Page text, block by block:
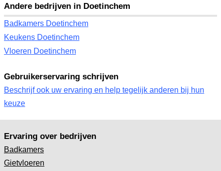
Andere bedrijven in Doetinchem
Badkamers Doetinchem
Keukens Doetinchem
Vloeren Doetinchem
Gebruikerservaring schrijven
Beschrijf ook uw ervaring en help tegelijk anderen bij hun
keuze
Ervaring over bedrijven
Badkamers
Gietvloeren